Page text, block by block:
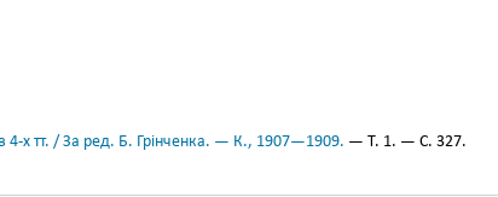
4-х тт. / За ред. Б. Грінченка. — К., 1907—1909. — Т. 1. — С. 327.